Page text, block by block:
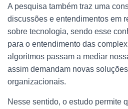
A pesquisa também traz uma
discussões e entendimentos em
sobre tecnologia, sendo esse
para o entendimento das
algoritmos passam a mediar
assim demandam novas
organizacionais.
Nesse sentido, o estudo permite